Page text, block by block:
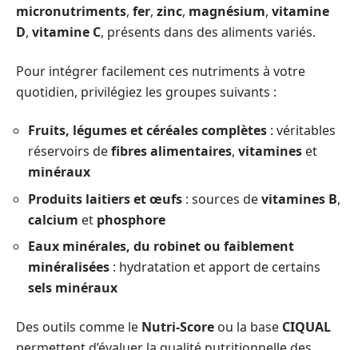
micronutriments, fer, zinc, magnésium, vitamine
D, vitamine C, présents dans des aliments variés.
Pour intégrer facilement ces nutriments à votre
quotidien, privilégiez les groupes suivants :
Fruits, légumes et céréales complètes : véritables
réservoirs defibres alimentaires, vitamines et
minéraux
Produits laitiers et œufs : sources devitamines B,
calcium et phosphore
Eaux minérales, du robinet ou faiblement
minéralisées : hydratation et apport de certains
sels minéraux
Des outils comme le Nutri-Score ou la base CIQUAL